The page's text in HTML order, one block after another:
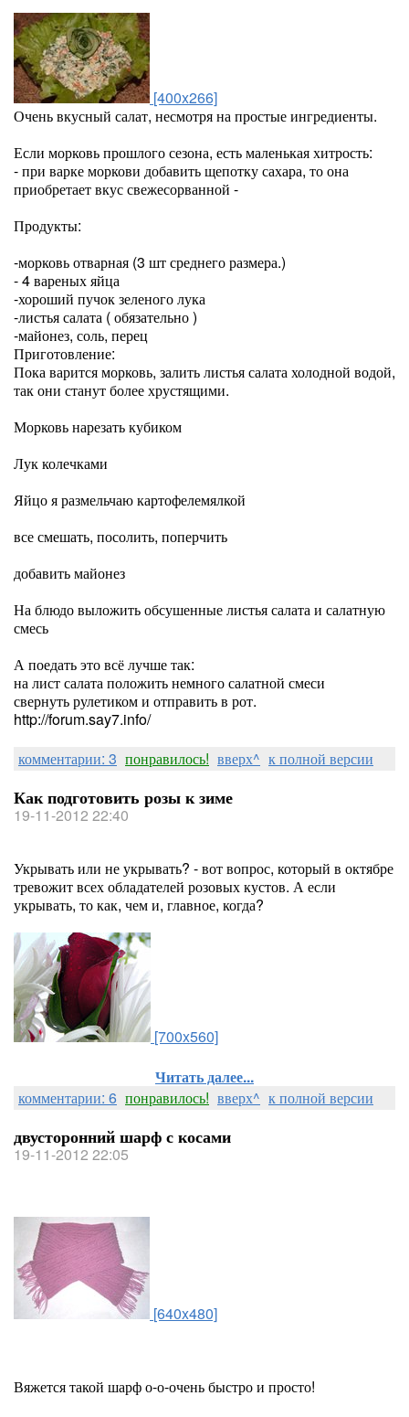
[400x266]
Очень вкусный салат, несмотря на простые ингредиенты.
Если морковь прошлого сезона, есть маленькая хитрость:
- при варке моркови добавить щепотку сахара, то она
приобретает вкус свежесорванной -
Продукты:
-морковь отварная (3 шт среднего размера.)
- 4 вареных яйца
-хороший пучок зеленого лука
-листья салата ( обязательно )
-майонез, соль, перец
Приготовление:
Пока варится морковь, залить листья салата холодной водой,
так они станут более хрустящими.
Морковь нарезать кубиком
Лук колечками
Яйцо я размельчаю картофелемялкой
все смешать, посолить, поперчить
добавить майонез
На блюдо выложить обсушенные листья салата и салатную
смесь
А поедать это всё лучше так:
на лист салата положить немного салатной смеси
свернуть рулетиком и отправить в рот.
http://forum.say7.info/
комментарии: 3 понравилось! вверх^ к полной версии
Как подготовить розы к зиме
19-11-2012 22:40
Укрывать или не укрывать? - вот вопрос, который в октябре
тревожит всех обладателей розовых кустов. А если
укрывать, то как, чем и, главное, когда?
[700x560]
Читать далее...
комментарии: 6 понравилось! вверх^ к полной версии
двусторонний шарф с косами
19-11-2012 22:05
[640x480]
Вяжется такой шарф о-о-очень быстро и просто!